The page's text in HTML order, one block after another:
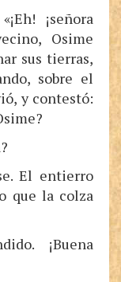
¡señora
Osime
sus tierras,
sobre el
y contestó:
El entierro
que la colza
¡Buena